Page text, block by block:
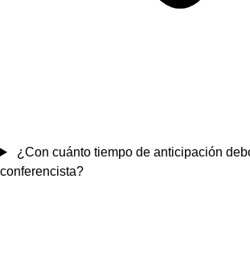
¿Con cuánto tiempo de anticipación
conferencista?